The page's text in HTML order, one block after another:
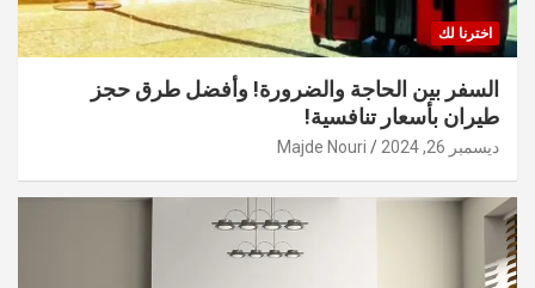
اخترنا لك
السفر بين الحاجة والضرورة! وأفضل طرق حجز
طيران بأسعار تنافسية!
ديسمبر 26, 2024 Majde Nouri